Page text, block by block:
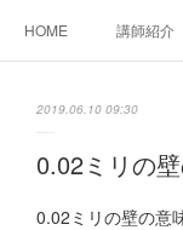
HOME 講師紹介
ご相談・体験レッスン
2019.06.10 09:30
0.02ミリの
0.02ミリの壁の意